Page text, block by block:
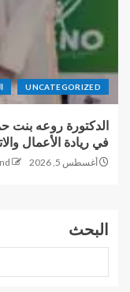
UNCATEGORIZED
الدكتورة روعه بنت
في ريادة الأعمال
أغسطس 5, 2026
البحث